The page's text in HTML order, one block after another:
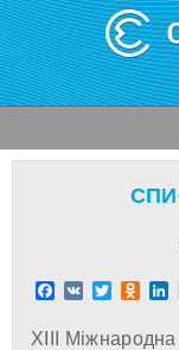
Facebook
VK Twitter
XIII Міжнародна